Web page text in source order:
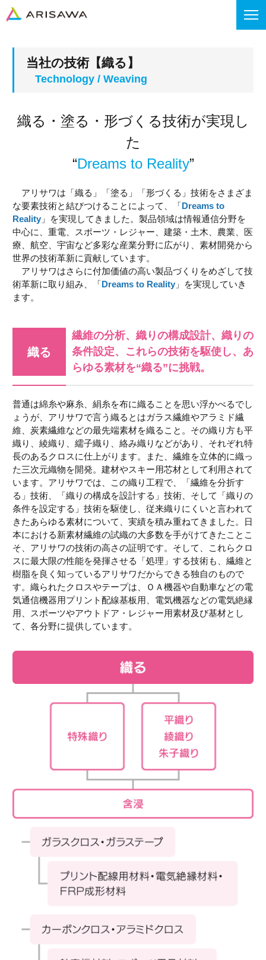
当社の技術【織る】
織る・塗る・形づくる技術が実現し
た
“Dreams to Reality”
アリサワは「織る」「塗る」「形づくる」技術をさまざま
な要素技術と結びつけることによって、「Dreams to
Reality 」を実現してきました。製品領域は情報通信分野を
中心に、重電、スポーツ・レジャー、建築・土木、農業、医
療、航空、宇宙など多彩な産業分野に広がり、素材開発から
世界の技術革新に貢献しています。
アリサワはさらに付加価値の高い製品づくりをめざして技
術革新に取り組み、「Dreams to Reality 」を実現していき
ます。
織る
繊維の分析、織りの構成設計、織りの
条件設定、 これらの技術を駆使し、あ
らゆる素材を“織る”に挑戦。
普通は綿糸や麻糸、絹糸を布に織ることを思い浮かべるでし
ょうが、アリサワで言う織るとはガラス繊維やアラミド繊
維、炭素繊維などの最先端素材を織ること。その織り方も平
織り、綾織り、繻子織り、絡み織りなどがあり、それぞれ特
長のあるクロスに仕上がります。また、繊維を立体的に織っ
た三次元織物を開発。建材やスキー用芯材として利用されて
います。アリサワでは、この織り工程で、「繊維を分折す
る」技術、「織りの構成を設計する」技術、そして「織りの
条件を設定する」技術を駆使し、従来織りにくいと言われて
きたあらゆる素材について、実績を積み重ねてきました。日
本における新素材繊維の試織の大多数を手がけてきたことこ
そ、アリサワの技術の高さの証明です。そして、これらクロ
スに最大限の性能を発揮させる「処理」する技術も、繊維と
樹脂を良く知っているアリサワだからできる独自のもので
す。織られたクロスやテープは、ＯＡ機器や自動車などの電
気通信機器用プリント配線基板用、電気機器などの電気絶縁
用、スポーツやアウトドア・レジャー用素材及び基材とし
て、各分野に提供しています。